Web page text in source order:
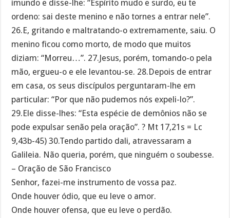
imundo e disse-lhe: “Espírito mudo e surdo, eu te
ordeno: sai deste menino e não tornes a entrar nele”.
26.E, gritando e maltratando-o extremamente, saiu. O
menino ficou como morto, de modo que muitos
diziam: “Morreu…”. 27.Jesus, porém, tomando-o pela
mão, ergueu-o e ele levantou-se. 28.Depois de entrar
em casa, os seus discípulos perguntaram-lhe em
particular: “Por que não pudemos nós expeli-lo?”.
29.Ele disse-lhes: “Esta espécie de demônios não se
pode expulsar senão pela oração”. ? Mt 17,21s = Lc
9,43b-45) 30.Tendo partido dali, atravessaram a
Galileia. Não queria, porém, que ninguém o soubesse.
– Oração de São Francisco
Senhor, fazei-me instrumento de vossa paz.
Onde houver ódio, que eu leve o amor.
Onde houver ofensa, que eu leve o perdão.